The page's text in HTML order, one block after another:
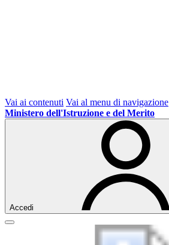
Vai ai contenuti Vai al menu di navigazione
Ministero dell'Istruzione e del Merito
Accedi